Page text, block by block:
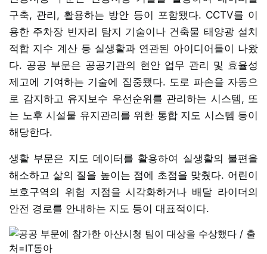
구축, 관리, 활용하는 방안 등이 포함됐다. CCTV를 이
용한 주차장 빈자리 탐지 기술이나 건축물 태양광 설치
적합 지수 계산 등 실생활과 연관된 아이디어들이 나왔
다. 공공 부문은 공공기관의 현안 업무 관리 및 효율성
제고에 기여하는 기술에 집중됐다. 도로 파손을 자동으
로 감지하고 유지보수 우선순위를 관리하는 시스템, 또
는 노후 시설물 유지관리를 위한 통합 지도 시스템 등이
해당한다.
생활 부문은 지도 데이터를 활용하여 실생활의 불편을
해소하고 삶의 질을 높이는 점에 초점을 맞췄다. 어린이
보호구역의 위험 지점을 시각화하거나 배달 라이더의
안전 경로를 안내하는 지도 등이 대표적이다.